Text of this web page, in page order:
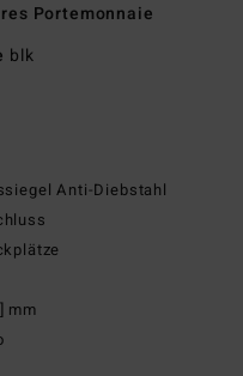
Portemonnaie
blk
Anti-Diebstahl
mm